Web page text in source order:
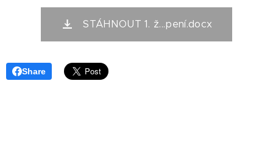
STÁHNOUT 1. ž...pení.docx
Share